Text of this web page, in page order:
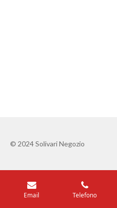
© 2024 Solivari Negozio
Email Telefono